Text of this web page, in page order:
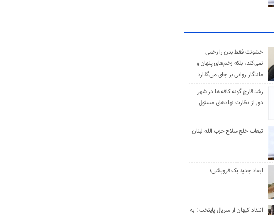
خشونت فقط بدن را زخمی
نمی‌کند، بلکه زخم‌های پنهان و
ماندگار روانی بر جای می‌گذارد
رشد قارچ گونه کافه ها در شهر
دور از نظارت نهادهای مسئول
تبعات خلع سلاح حزب الله لبنان
ابعاد جدید یک فروپاشی؛
انتقاد کیهان از سریال پایتخت : به